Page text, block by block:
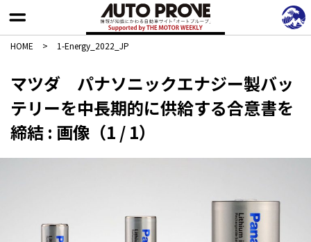
HOME > 1-Energy_2022_JP
マツダ パナソニックエナジー製バッ
テリーを中長期的に供給する合意書を
締結 : 画像（1 / 1）